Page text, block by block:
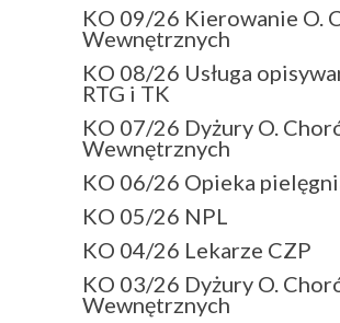
KO 09/26 Kierowanie O.
Wewnętrznych
KO 08/26 Usługa
RTG i TK
KO 07/26 Dyżury O.
Wewnętrznych
KO 06/26 Opieka
KO 05/26 NPL
KO 04/26 Lekarze CZP
KO 03/26 Dyżury O.
Wewnętrznych